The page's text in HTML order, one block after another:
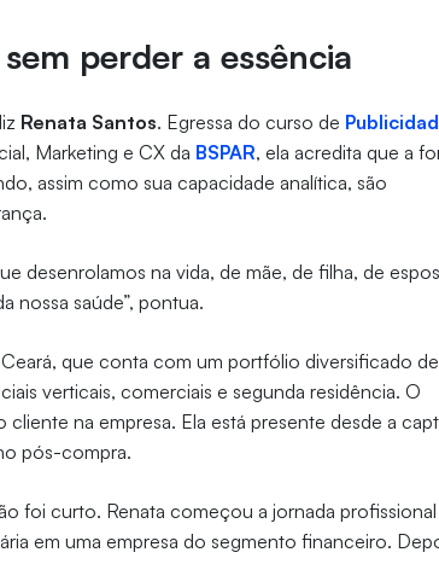
perder a essência
Renata Santos. Egressa do curso de
Marketing e CX da BSPAR, ela acredita que a
assim como sua capacidade analítica, são
desenrolamos na vida, de mãe, de filha, de
nossa saúde”, pontua.
que conta com um portfólio diversificado de
verticais, comerciais e segunda residência. O
na empresa. Ela está presente desde a
pós-compra.
foi curto. Renata começou a jornada profissional
em uma empresa do segmento financeiro.